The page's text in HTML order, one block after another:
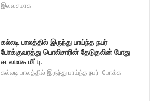
இலவசமாக
கல்லடி பாலத்தில் இருந்து பாய்ந்த நபர்
போக்குவரத்து பொலிசாரின் தேடுதலின் போது
சடலமாக மீட்பு.
கல்லடி பாலத்தில் இருந்து பாய்ந்த நபர் போக்க